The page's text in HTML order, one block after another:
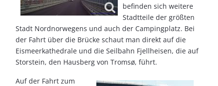
befinden sich weitere
Stadtteile der größten
Stadt Nordnorwegens und auch der Campingplatz. Bei
der Fahrt über die Brücke schaut man direkt auf die
Eismeerkathedrale und die Seilbahn Fjellheisen, die auf
Storstein, den Hausberg von Tromsø, führt.
Auf der Fahrt zum